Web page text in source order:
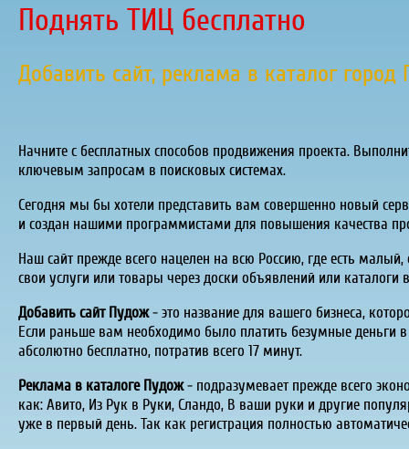
Поднять ТИЦ бесплатно
Добавить сайт, реклама в каталог
Начните с бесплатных способов продвижения проекта.
ключевым запросам в поисковых системах.
Сегодня мы бы хотели представить вам совершенно новый
и создан нашими программистами для повышения качества
Наш сайт прежде всего нацелен на всю Россию, где есть
свои услуги или товары через доски объявлений или каталоги
Добавить сайт Пудож- это название для вашего бизнеса,
Если раньше вам необходимо было платить безумные деньги
абсолютно бесплатно, потратив всего 17 минут.
Реклама в каталоге Пудож- подразумевает прежде всего
как:Авито, Из Рук в Руки,Сландо, В ваши руки и другие
уже в первый день. Так как регистрация полностью